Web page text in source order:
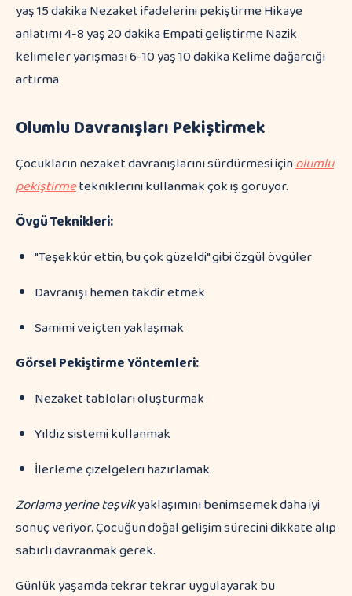
yaş 15 dakika Nezaket ifadelerini pekiştirme Hikaye
anlatımı 4-8 yaş 20 dakika Empati geliştirme Nazik
kelimeler yarışması 6-10 yaş 10 dakika Kelime dağarcığı
artırma
Olumlu Davranışları Pekiştirmek
Çocukların nezaket davranışlarını sürdürmesi içinolumlu
pekiştirmetekniklerini kullanmak çok iş görüyor.
Övgü Teknikleri:
"Teşekkür ettin, bu çok güzeldi" gibi özgül övgüler
Davranışı hemen takdir etmek
Samimi ve içten yaklaşmak
Görsel Pekiştirme Yöntemleri:
Nezaket tabloları oluşturmak
Yıldız sistemi kullanmak
İlerleme çizelgeleri hazırlamak
Zorlama yerine teşvikyaklaşımını benimsemek daha iyi
sonuç veriyor. Çocuğun doğal gelişim sürecini dikkate alıp
sabırlı davranmak gerek.
Günlük yaşamda tekrar tekrar uygulayarak bu